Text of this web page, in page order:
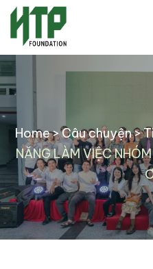
Home>Câu chuyện>
NĂNG LÀM VIỆC